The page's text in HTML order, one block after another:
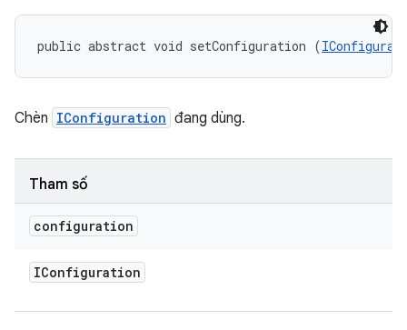
public abstract void setConfiguration (
Chèn IConfiguration đang dùng.
Tham số
configuration
IConfiguration